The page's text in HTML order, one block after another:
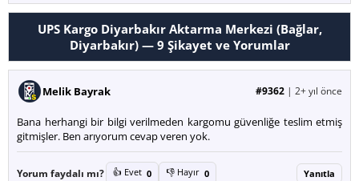
UPS Kargo Diyarbakır Aktarma Merkezi (Bağlar,
Diyarbakır) — 9 Şikayet ve Yorumlar
Melik Bayrak #9362 | 2+ yıl önce
Bana herhangi bir bilgi verilmeden kargomu güvenliğe teslim etmiş
gitmişler. Ben arıyorum cevap veren yok.
Yorum faydalı mı? 👍 Evet 0 👎 Hayır 0 Yanıtla